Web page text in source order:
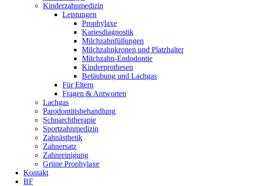
Kinderzahnmedizin
Leistungen
Prophylaxe
Kariesdiagnostik
Milchzahnfüllungen
Milchzahnkronen und Platzhalter
Milchzahn-Endodontie
Kinderprothesen
Betäubung und Lachgas
Für Eltern
Fragen & Antworten
Lachgas
Parodontitisbehandlung
Schnarchtherapie
Sportzahnmedizin
Zahnästhetik
Zahnersatz
Zahnreinigung
Grüne Prophylaxe
Kontakt
BF